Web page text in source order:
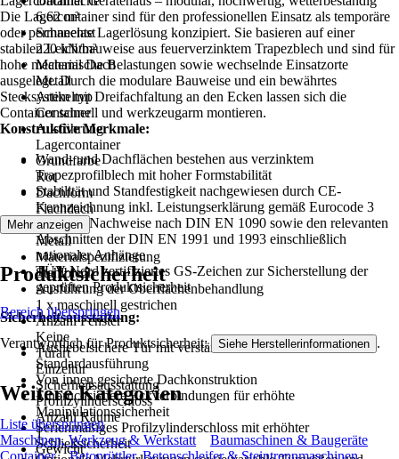
6,62 m²
Schneelast
220 kN/m²
Material Dach
Metall
Artikeltyp
Container
Ausführung
Lagercontainer
Grundfarbe
Rot
Dachform
Flachdach
Material
Metall
Materialspezifizierung
Stahlblech
Ausführung der Oberflächenbehandlung
1 x maschinell gestrichen
Anzahl Fenster
Keine
Türart
Einzeltür
Sicherheitsausstattung
Profilzylinderschloss
Anzahl Räume
1
Gewicht
Die Lagercontainer sind für den professionellen Einsatz als temporäre
oder permanente Lagerlösung konzipiert. Sie basieren auf einer
stabilen Leichtbauweise aus feuerverzinktem Trapezblech und sind für
hohe mechanische Belastungen sowie wechselnde Einsatzorte
ausgelegt. Durch die modulare Bauweise und ein bewährtes
Stecksystem mit Dreifachfaltung an den Ecken lassen sich die
Container schnell und werkzeugarm montieren.
Konstruktive Merkmale:
Wand- und Dachflächen bestehen aus verzinktem
Trapezprofilblech mit hoher Formstabilität
Stabilität und Standfestigkeit nachgewiesen durch CE-
Kennzeichnung inkl. Leistungserklärung gemäß Eurocode 3
Statische Nachweise nach DIN EN 1090 sowie den relevanten
Abschnitten der DIN EN 1991 und 1993 einschließlich
nationaler Anhänge
TÜV Nord zertifiziertes GS-Zeichen zur Sicherstellung der
geprüften Produktsicherheit
Sicherheitsausstattung:
Aushebelsichere Tür mit verstärktem Türblatt in
Standardausführung
Von innen gesicherte Dachkonstruktion
Einbruchsichere Eckverbindungen für erhöhte
Manipulationssicherheit
Serienmäßiges Profilzylinderschloss mit erhöhter
Schließsicherheit
Mehr anzeigen
Produktsicherheit
Bereich überspringen
Verantwortlich für Produktsicherheit: Siehe Herstellerinformationen .
Weitere Kategorien
Liste überspringen
Maschinen, Werkzeug & Werkstatt
Baumaschinen & Baugeräte